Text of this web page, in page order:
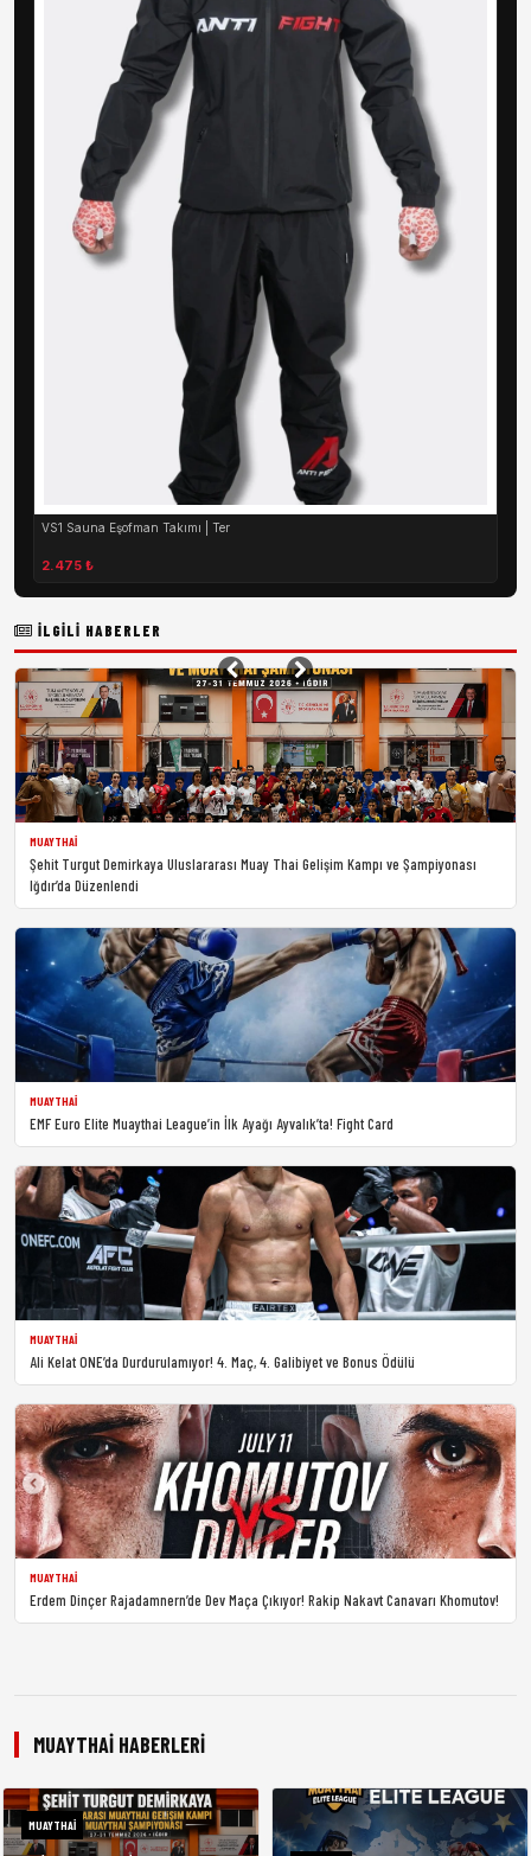
VS1 Sauna Eşofman Takımı | Ter
2.475 ₺
İLGILI HABERLER
MUAYTHAI
Şehit Turgut Demirkaya Uluslararası Muay Thai Gelişim Kampı ve Şampiyonası
Iğdır’da Düzenlendi
MUAYTHAI
EMF Euro Elite Muaythai League’in İlk Ayağı Ayvalık’ta! Fight Card
MUAYTHAI
Ali Kelat ONE’da Durdurulamıyor! 4. Maç, 4. Galibiyet ve Bonus Ödülü
MUAYTHAI
Erdem Dinçer Rajadamnern’de Dev Maça Çıkıyor! Rakip Nakavt Canavarı Khomutov!
MUAYTHAI HABERLERI
MUAYTHAI